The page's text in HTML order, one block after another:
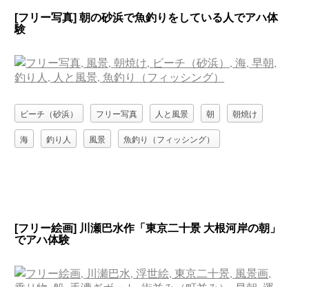
[フリー写真] 朝の砂浜で魚釣りをしている人でアハ体
験
ビーチ（砂浜） フリー写真 人と風景 朝 朝焼け
海 釣り人 風景 魚釣り（フィッシング）
[フリー絵画] 川瀬巴水作「東京二十景 大根河岸の朝」
でアハ体験